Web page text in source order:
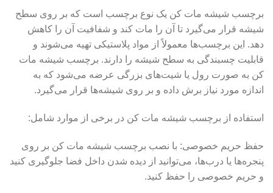
برچسب شیشه مات کن یک نوع برچسب است که بر روی سطح
شیشه قرار می‌گیرد تا آن را مات کند و شفافیت آن را کاهش
دهد. این برچسب‌ها معمولاً از مواد پلاستیکی تهیه می‌شوند و
قابلیت چسبندگی به سطح شیشه را دارند. برچسب شیشه مات
کن به صورت رول یا شیت‌های بزرگی عرضه می‌شود که به
اندازه مورد نیاز برش داده و بر روی شیشه‌ها قرار می‌گیرد.
استفاده از برچسب شیشه مات کن در برخی از موارد شامل:
حفظ حریم خصوصی: با نصب برچسب شیشه مات کن بر روی
پنجره‌ها یا درب‌ها، می‌توانید از دیده شدن داخل فضا جلوگیری کنید
و حریم خصوصی را حفظ کنید.